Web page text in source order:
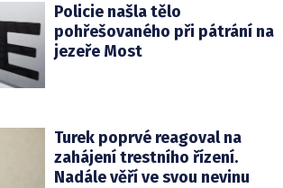
Policie našla tělo
pohřešovaného při pátrání na
jezeře Most
Turek poprvé reagoval na
zahájení trestního řízení.
Nadále věří ve svou nevinu